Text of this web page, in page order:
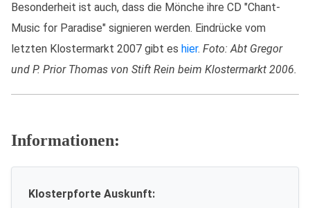
Besonderheit ist auch, dass die Mönche ihre CD "Chant-
Music for Paradise" signieren werden. Eindrücke vom
letzten Klostermarkt 2007 gibt es hier. Foto: Abt Gregor
und P. Prior Thomas von Stift Rein beim Klostermarkt 2006.
Informationen:
Klosterpforte Auskunft: